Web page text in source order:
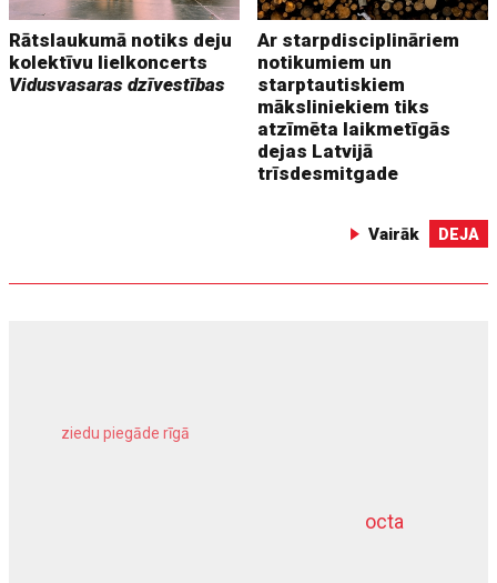
Rātslaukumā notiks deju
kolektīvu lielkoncerts
Vidusvasaras dzīvestības
Ar starpdisciplināriem
notikumiem un
starptautiskiem
māksliniekiem tiks
atzīmēta laikmetīgās
dejas Latvijā
trīsdesmitgade
Vairāk DEJA
octa
ziedu piegāde rīgā
dziļurbums